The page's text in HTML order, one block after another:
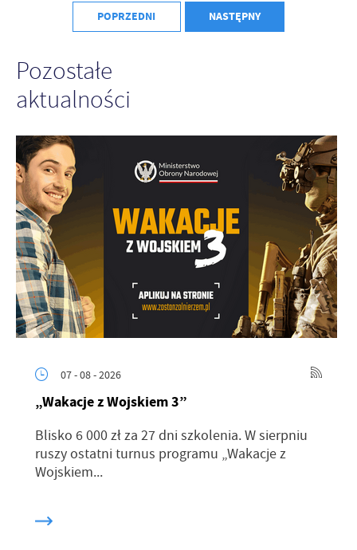
POPRZEDNI NASTĘPNY
Pozostałe
aktualności
07 - 08 - 2026
„Wakacje z Wojskiem 3”
Blisko 6 000 zł za 27 dni szkolenia. W sierpniu
ruszy ostatni turnus programu „Wakacje z
Wojskiem...
Firmy te działają w charakterze pośredników prezentujących nasze
treści w postaci wiadomości, ofert, komunikatów mediów
społecznościowych.